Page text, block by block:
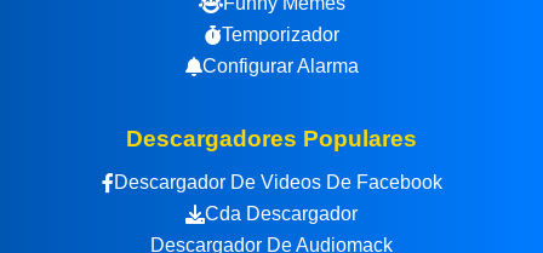
Temporizador
Configurar Alarma
Descargadores Populares
Descargador De Videos De Facebook
Cda Descargador
Descargador De Audiomack